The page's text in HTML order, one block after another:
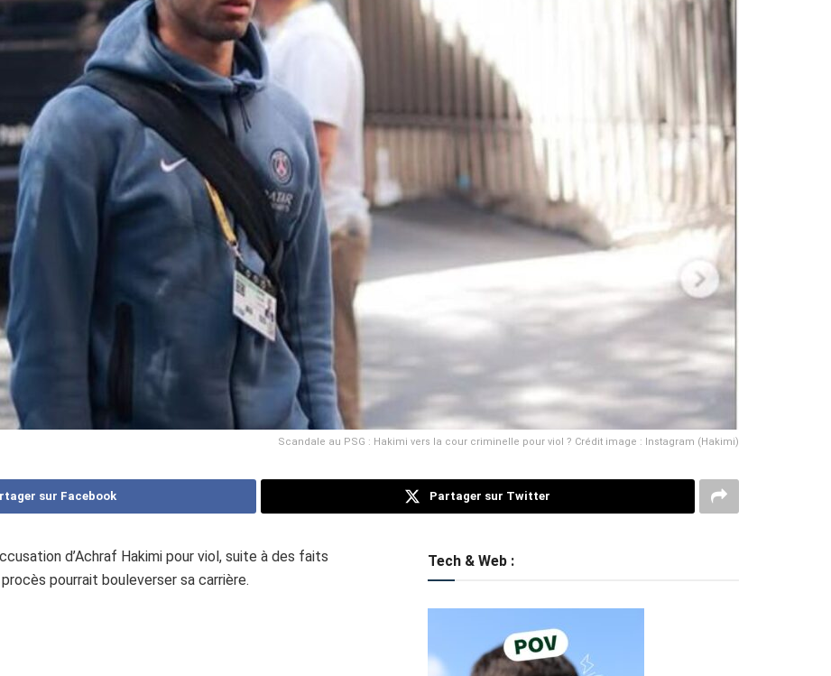
Scandale au PSG : Hakimi vers la cour criminelle pour viol ? Crédit image : Instagram (Hakimi)
sur Facebook Partager sur Twitter
d’Achraf Hakimi pour viol, suite à des faits
pourrait bouleverser sa carrière.
Tech & Web :